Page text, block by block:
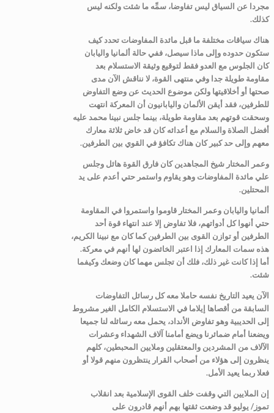
مجردا عن السياق ليس تفاوضا، سمِّه ما شئت ولكنه ليس
كذلك.
هناك سياقات مختلفة ما قبل مائدة المفاوضات تحدد كيف
ستكون حدوده وإلى ماذا سيصل، ففي حالة ألمانيا واليابان
كان الجلوس مع العدو فقط لتوقيع وثيقة الاستسلام بعد
مقاومة طويلة جدا وفي منتهى القوة، لا نناقش الآن مدى
صحتها أو أخلاقيتها ولكن موضوع الحديث عن وضع التفاوض
للطرفين، فقد أيقن الألمان واليابانيون أن المعركة انتهت
وسحقت قوتهم بعد مقاومة طويلة، بينما جلس نبينا محمد عليه
أفضل الصلاة والسلام مع أعدائه كان قد خاض ثلاثة معارك
معهم وإلى حد كبير كان هناك تكافؤ في القوي بين الطرفين.
وعمر المختار شيخ المجاهدين كان فارق القوة هائل وجلس
علي مائدة المفاوضات وهو يقاوم واستمر حتي أعدم على يد
المحتلين.
ألمانيا واليابان وعمر المختار قاوموا واستمروا في المقاومة
حتي أنهوا كل أدواتهم، فلا تفاوض إلا عند انتهاء قوة أحد
الطرفين أو توازن القوى بين الطرفين كما كان مع نبينا الكريم،
هذه سمات المعارك إذا اعتبر الخائضون لها أنهم في معركة.
أما إذا كانت غير ذلك، فلك أن تجلس مهما كان وضعك وكيفما
شئت.
الآن يعيد التاريخ نفسه حاملا معه كل رسائل التفاوضات
السابقة من أقصاها إيلاما في الاستسلام الكامل الغير مشروط
إلى الحديبية وهو تفاوض الأنداد، يحمل معه رسائله لنا جميعا
ويضعنا أمام ضمائرنا ويضع أمامنا آلاف الشهداء وعشرات
الآلاف من المشردين والمعتقلين وملايين المحبطين، كلهم
ينظرون إلى هؤلاء من أصحاب القرار ينتظرون منهم قولا أو
فعلا ربما يعيد الأمل.
إن الملايين التي وقفت خلف القوى الإسلامية بعد انقلاب
تموز/ يوليو قد وضعت ثقتها بهم أنهم قادرون على